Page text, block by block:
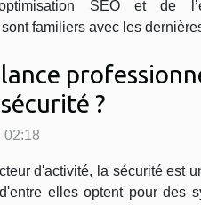
SEO et de
familiers avec les
?
02:18
d'activité, la sécurité est
elles optent pour des